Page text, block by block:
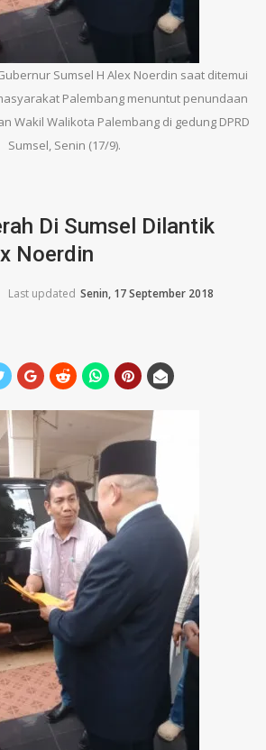
Gubernur Sumsel H Alex Noerdin saat ditemui
Palembang menuntut penundaan
Wakil Walikota Palembang di gedung DPRD
Sumsel, Senin (17/9).
Di Sumsel Dilantik
Noerdin
Last updated Senin, 17 September 2018